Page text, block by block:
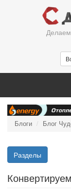
Блоги Блог
Разделы